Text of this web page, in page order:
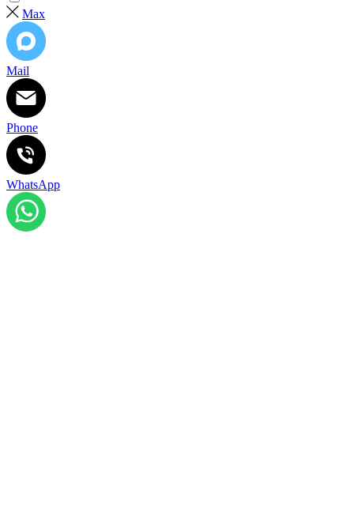
Max
Mail
Phone
WhatsApp